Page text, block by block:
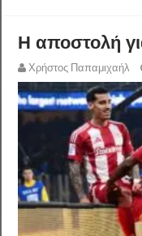
Η αποστολή
Χρήστος Παπαμιχαήλ